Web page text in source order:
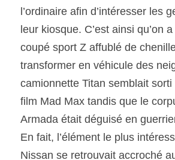
l’ordinaire afin d’intéresser les
leur kiosque. C’est ainsi qu’on
coupé sport Z affublé de
transformer en véhicule des
camionnette Titan semblait
film Mad Max tandis que le
Armada était déguisé en
En fait, l’élément le plus
Nissan se retrouvait accroché